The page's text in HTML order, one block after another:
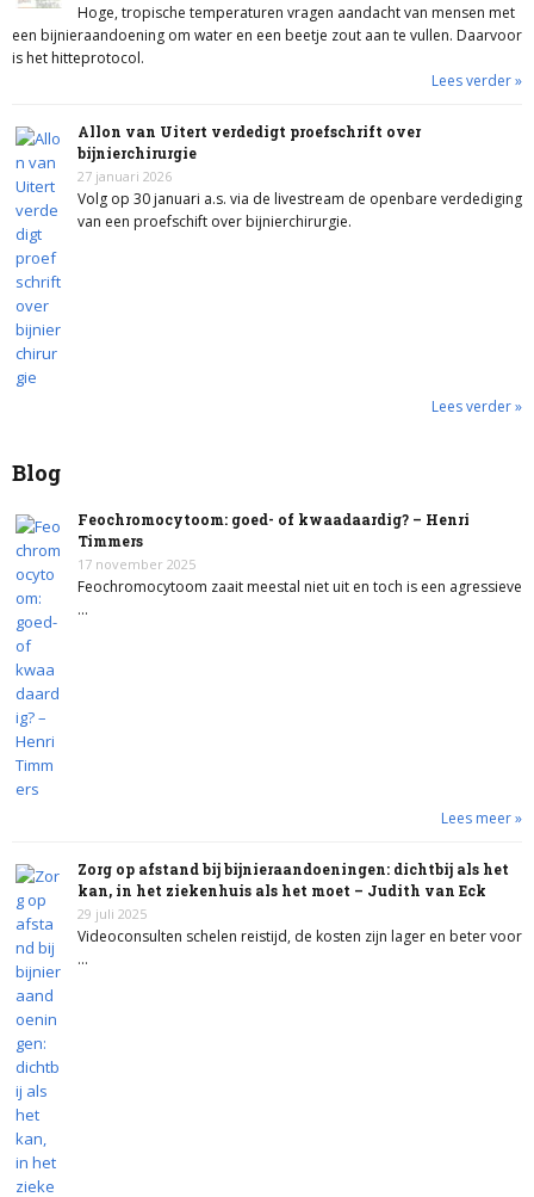
Hoge, tropische temperaturen vragen aandacht van mensen met
een bijnieraandoening om water en een beetje zout aan te vullen. Daarvoor
is het hitteprotocol.
Lees verder »
Allon van Uitert verdedigt proefschrift over
bijnierchirurgie
27 januari 2026
Volg op 30 januari a.s. via de livestream de openbare verdediging
van een proefschift over bijnierchirurgie.
Lees verder »
Blog
Feochromocytoom: goed- of kwaadaardig? – Henri
Timmers
17 november 2025
Feochromocytoom zaait meestal niet uit en toch is een agressieve
…
Lees meer »
Zorg op afstand bij bijnieraandoeningen: dichtbij als het
kan, in het ziekenhuis als het moet – Judith van Eck
29 juli 2025
Videoconsulten schelen reistijd, de kosten zijn lager en beter voor
…